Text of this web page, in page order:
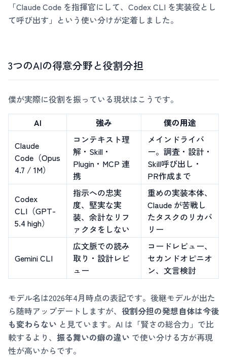
「Claude Code を指揮官にして、Codex CLI を実装役とし
て呼び出す」という使い分けが定着しました。
3つのAIの得意分野と役割分担
僕が実際に役割を振っている現状はこうです。
AI
強み
僕の用途
Claude
Code（Opus
4.7 / 1M）
コンテキスト理
解・Skill・
Plugin・MCP 連
携
メインドライバ
ー。調査・設計・
Skill呼び出し・
PR作成まで
Codex
CLI（GPT-
5.4 high）
指示への忠実
度、堅実な実
装、余計なリフ
ァクタをしない
重めの実装本体、
Claude が苦戦し
たタスクのリカバ
リー
Gemini CLI
広文脈での読み
取り・設計レビ
ュー
コードレビュー、
セカンドオピニオ
ン、文言検討
モデル名は2026年4月時点の表記です。後継モデルが出た
ら随時アップデートしますが、 役割分担の発想自体は今後
も変わらない と見ています。AI は「賢さの総合力」で比
較するより、 振る舞いの癖の違い で使い分ける方が再現
性が高いからです。